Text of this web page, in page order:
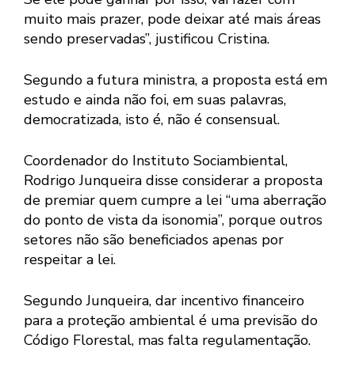
muito mais prazer, pode deixar até mais áreas
sendo preservadas”, justificou Cristina.
Segundo a futura ministra, a proposta está em
estudo e ainda não foi, em suas palavras,
democratizada, isto é, não é consensual.
Coordenador do Instituto Sociambiental,
Rodrigo Junqueira disse considerar a proposta
de premiar quem cumpre a lei “uma aberração
do ponto de vista da isonomia”, porque outros
setores não são beneficiados apenas por
respeitar a lei.
Segundo Junqueira, dar incentivo financeiro
para a proteção ambiental é uma previsão do
Código Florestal, mas falta regulamentação.